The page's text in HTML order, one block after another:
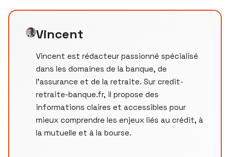
Vincent
Vincent est rédacteur passionné spécialisé
dans les domaines de la banque, de
l'assurance et de la retraite. Sur credit-
retraite-banque.fr, il propose des
informations claires et accessibles pour
mieux comprendre les enjeux liés au crédit, à
la mutuelle et à la bourse.